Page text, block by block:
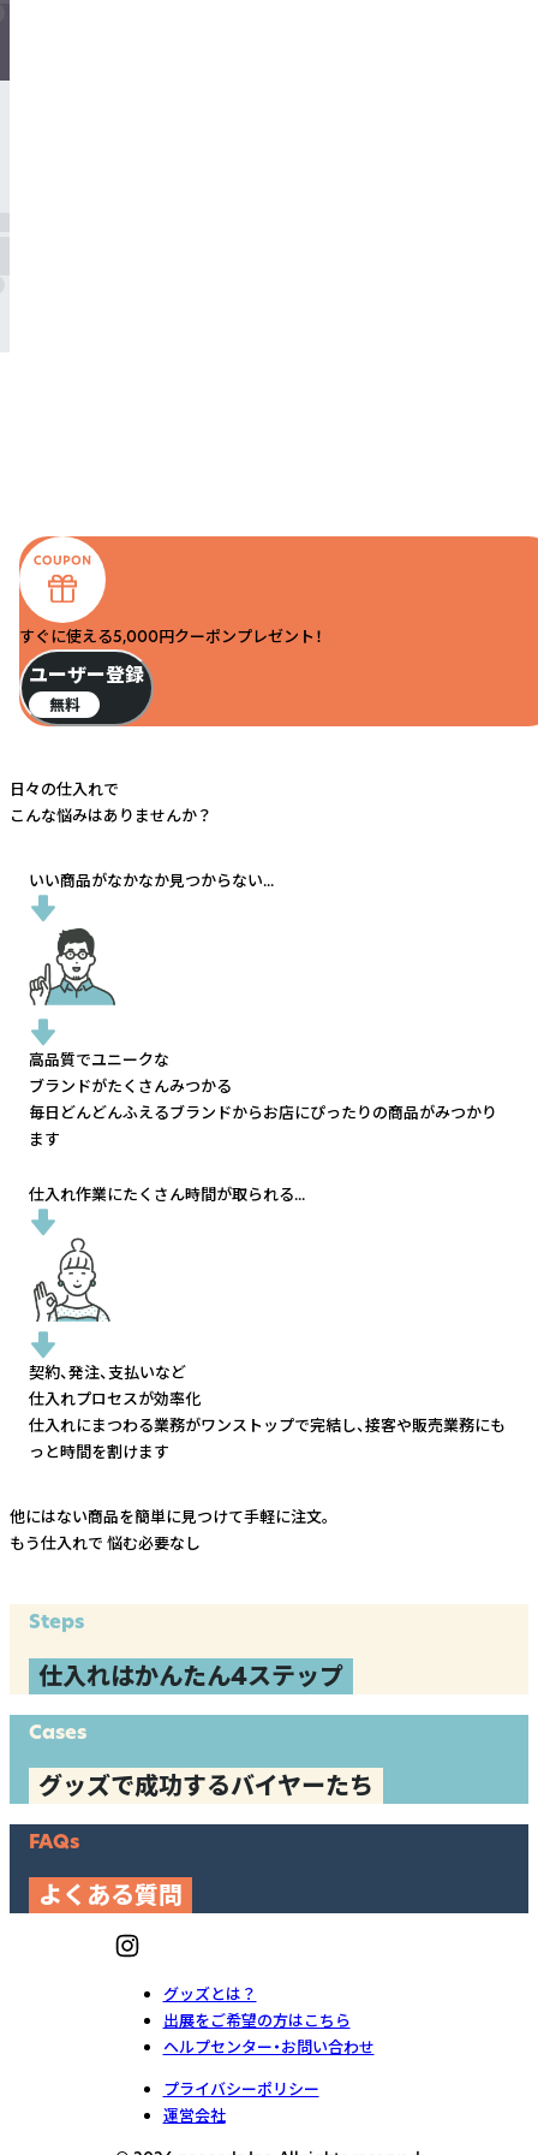
すぐに使える5,000円クーポンプレゼント！
ユーザー登録
無料
日々の仕入れで
こんな悩みはありませんか？
いい商品がなかなか見つからない...
高品質でユニークな
ブランドがたくさんみつかる
毎日どんどんふえるブランドからお店にぴったりの商品がみつかり
ます
仕入れ作業にたくさん時間が取られる...
契約、発注、支払いなど
仕入れプロセスが効率化
仕入れにまつわる業務がワンストップで完結し、接客や販売業務にも
っと時間を割けます
他にはない商品を簡単に見つけて手軽に注文。
もう仕入れで 悩む必要なし
Steps
仕入れはかんたん4ステップ
Cases
グッズで成功するバイヤーたち
FAQs
よくある質問
グッズとは？
出展をご希望の方はこちら
ヘルプセンター・お問い合わせ
プライバシーポリシー
運営会社